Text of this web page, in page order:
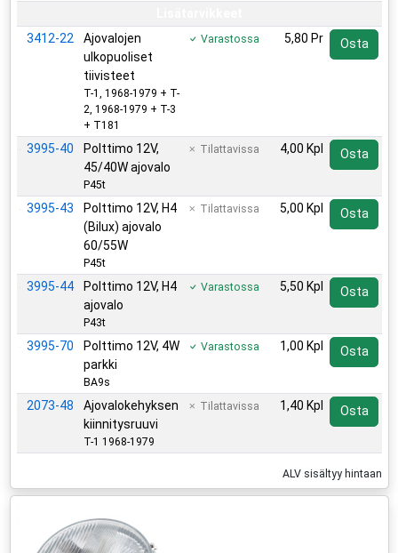
3412-22
Ajovalojen
ulkopuoliset
tiivisteet
T-1, 1968-1979 + T-
2, 1968-1979 + T-3
+ T181
Varastossa 5,80 Pr Osta
3995-40
Polttimo 12V,
45/40W ajovalo
P45t
Tilattavissa 4,00 Kpl Osta
3995-43
Polttimo 12V, H4
(Bilux) ajovalo
60/55W
P45t
Tilattavissa 5,00 Kpl Osta
3995-44
Polttimo 12V, H4
ajovalo
P43t
Varastossa 5,50 Kpl Osta
3995-70
Polttimo 12V, 4W
parkki
BA9s
Varastossa 1,00 Kpl Osta
2073-48
Ajovalokehyksen
kiinnitysruuvi
T-1 1968-1979
Tilattavissa 1,40 Kpl Osta
ALV sisältyy hintaan